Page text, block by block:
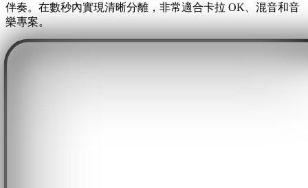
伴奏。在數秒內實現清晰分離，非常適合卡拉 OK、混音和音
樂專案。